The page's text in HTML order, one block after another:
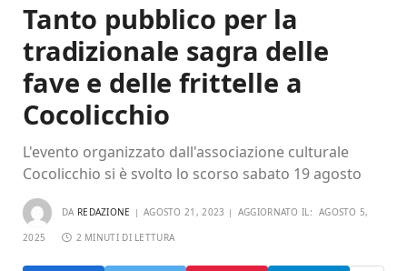
Tanto pubblico per la
tradizionale sagra delle
fave e delle frittelle a
Cocolicchio
L'evento organizzato dall'associazione culturale
Cocolicchio si è svolto lo scorso sabato 19 agosto
DA REDAZIONE AGOSTO 21, 2023 AGGIORNATO IL: AGOSTO 5,
2025 2 MINUTI DI LETTURA